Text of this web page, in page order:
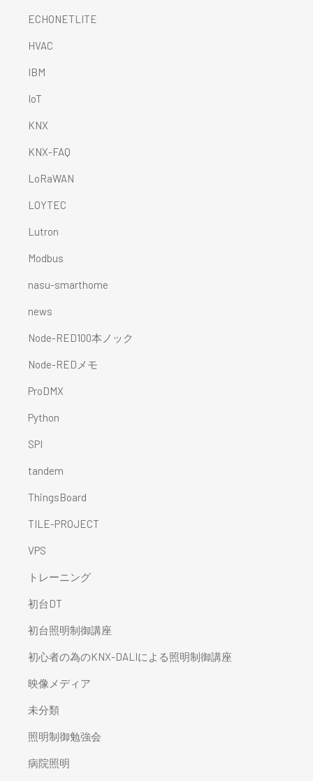
ECHONETLITE
HVAC
IBM
IoT
KNX
KNX-FAQ
LoRaWAN
LOYTEC
Lutron
Modbus
nasu-smarthome
news
Node-RED100本ノック
Node-REDメモ
ProDMX
Python
SPI
tandem
ThingsBoard
TILE-PROJECT
VPS
トレーニング
初台DT
初台照明制御講座
初心者の為のKNX-DALIによる照明制御講座
映像メディア
未分類
照明制御勉強会
病院照明